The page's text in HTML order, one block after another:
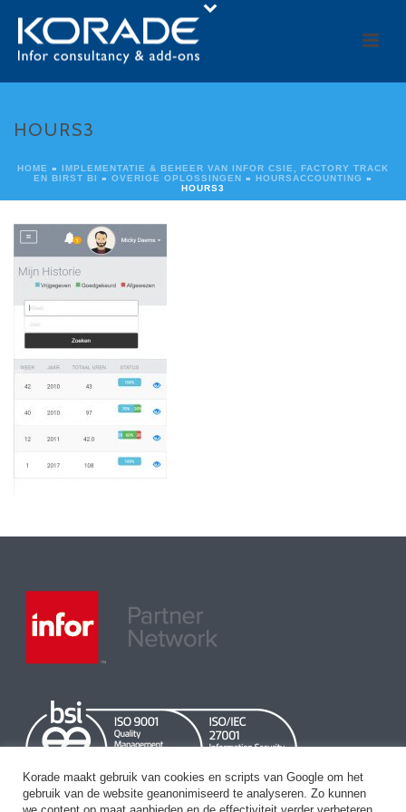
HOURS3
HOME » IMPLEMENTATIE & BEHEER VAN INFOR CSIE, FACTORY TRACK
EN BIRST BI » OVERIGE OPLOSSINGEN » HOURSACCOUNTING »
HOURS3
Korade maakt gebruik van cookies en scripts van Google om het
gebruik van de website geanonimiseerd te analyseren. Zo kunnen